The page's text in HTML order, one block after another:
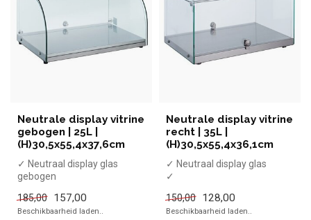
Neutrale display vitrine
gebogen | 25L |
(H)30,5x55,4x37,6cm
✓ Neutraal display glas
gebogen
(H)30,5x(B)55,4x(D)37,6cm
185,00 157,00
Beschikbaarheid laden..
Neutrale display vitrine
recht | 35L |
(H)30,5x55,4x36,1cm
✓ Neutraal display glas
✓
150,00
128,00
Beschikbaarheid laden..